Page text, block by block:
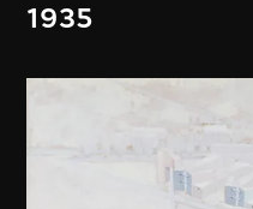
1935